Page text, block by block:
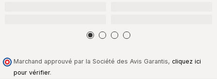
Marchand approuvé par la Société des Avis Garantis, cliquez ici
pour vérifier.